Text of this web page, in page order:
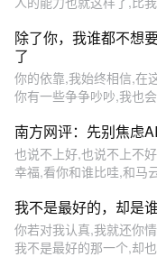
除了你，我谁都不想
了
你的依靠,我始终相信,在
你有一些争争吵吵,我也
南方网评：先别焦虑
也说不上好,也说不上不
幸福,看你和谁比哇,和马
我不是最好的，却是
你若对我认真,我就还你
我不是最好的那一个,却